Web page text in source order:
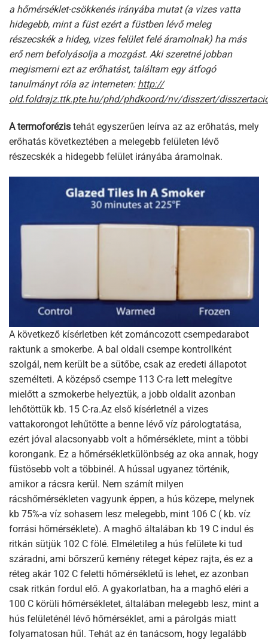
a hőmérséklet-csökkenés irányába mutat (a vizes vatta
hidegebb, mint a füst ezért a füstben lévő meleg
részecskék a hideg, vizes felület felé áramolnak) ha más
erő nem befolyásolja a mozgást. Aki szeretné jobban
megismerni ezt az erőhatást, találtam egy átfogó
tanulmányt róla az interneten: http://
old.foldrajz.ttk.pte.hu/phd/phdkoord/nv/disszert/
A termoforézis tehát egyszerűen leírva az az erőhatás, mely
erőhatás következtében a melegebb felületen lévő
részecskék a hidegebb felület irányába áramolnak.
A következő kísérletben két zománcozott csempedarabot
raktunk a smokerbe. A bal oldali csempe kontrollként
szolgál, nem került be a sütőbe, csak az eredeti állapotot
személteti. A középső csempe 113 C-ra lett melegítve
mielőtt a szmokerbe helyeztük, a jobb oldalit azonban
lehőtöttük kb. 15 C-ra.Az első kísérletnél a vizes
vattakorongot lehűtötte a benne lévő víz párologtatása,
ezért jóval alacsonyabb volt a hőmérséklete, mint a többi
korongank. Ez a hőmérsékletkülönbség az oka annak, hogy
füstösebb volt a többinél. A hússal ugyanez történik,
amikor a rácsra kerül. Nem számít milyen
rácshőmérsékleten vagyunk éppen, a hús közepe, melynek
kb 75%-a víz sohasem lesz melegebb, mint 106 C ( kb. víz
forrási hőmérséklete). A maghő általában kb 19 C indul és
ritkán sütjük 102 C fölé. Elméletileg a hús felülete ki tud
száradni, ami bőrszerű kemény réteget képez rajta, és ez a
réteg akár 102 C feletti hőmérsékletű is lehet, ez azonban
csak ritkán fordul elő. A gyakorlatban, ha a maghő eléri a
100 C körüli hőmérsékletet, általában melegebb lesz, mint a
hús felületénél lévő hőmérséklet, ami a párolgás miatt
folyamatosan hűl. Tehát az én tanácsom, hogy legalább